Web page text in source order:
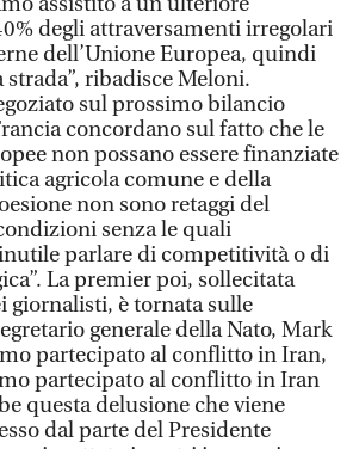
degli attraversamenti irregolari
dell’Unione Europea, quindi
ribadisce Meloni.
sul prossimo bilancio
concordano sul fatto che le
non possano essere finanziate
agricola comune e della
non sono retaggi del
senza le quali
parlare di competitività o di
La premier poi, sollecitata
giornalisti, è tornata sulle
generale della Nato, Mark
partecipato al conflitto in Iran,
partecipato al conflitto in Iran
questa delusione che viene
dal parte del Presidente